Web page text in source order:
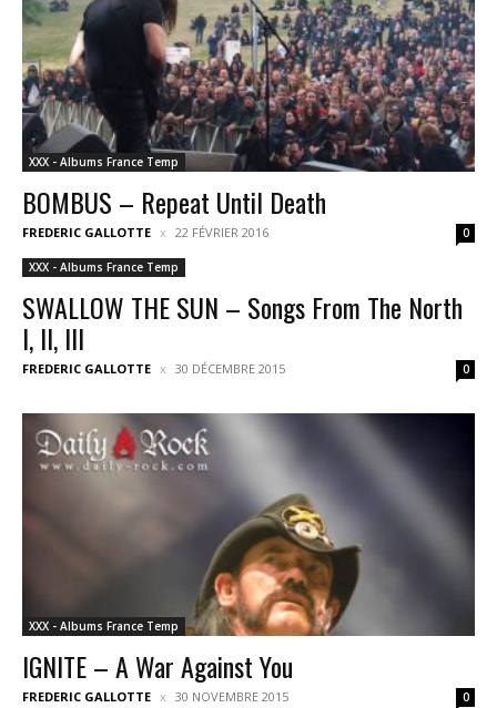
XXX - Albums France Temp
BOMBUS – Repeat Until Death
FREDERIC GALLOTTE 22 FÉVRIER 2016 0
XXX - Albums France Temp
SWALLOW THE SUN – Songs From The North
I, II, III
FREDERIC GALLOTTE 30 DÉCEMBRE 2015 0
XXX - Albums France Temp
IGNITE – A War Against You
FREDERIC GALLOTTE 30 NOVEMBRE 2015 0